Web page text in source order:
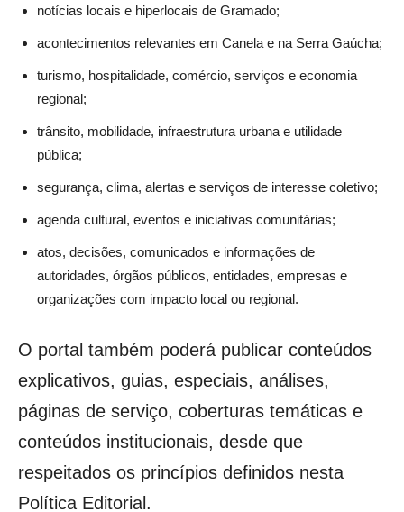
notícias locais e hiperlocais de Gramado;
acontecimentos relevantes em Canela e na Serra Gaúcha;
turismo, hospitalidade, comércio, serviços e economia
regional;
trânsito, mobilidade, infraestrutura urbana e utilidade
pública;
segurança, clima, alertas e serviços de interesse coletivo;
agenda cultural, eventos e iniciativas comunitárias;
atos, decisões, comunicados e informações de
autoridades, órgãos públicos, entidades, empresas e
organizações com impacto local ou regional.
O portal também poderá publicar conteúdos
explicativos, guias, especiais, análises,
páginas de serviço, coberturas temáticas e
conteúdos institucionais, desde que
respeitados os princípios definidos nesta
Política Editorial.